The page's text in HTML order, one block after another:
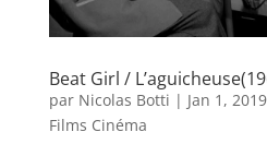
Beat Girl /
par Nicolas Botti | Jan 1, 2019
Films Cinéma